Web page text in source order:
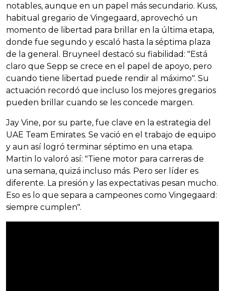
notables, aunque en un papel más secundario. Kuss,
habitual gregario de Vingegaard, aprovechó un
momento de libertad para brillar en la última etapa,
donde fue segundo y escaló hasta la séptima plaza
de la general. Bruyneel destacó su fiabilidad: "Está
claro que Sepp se crece en el papel de apoyo, pero
cuando tiene libertad puede rendir al máximo". Su
actuación recordó que incluso los mejores gregarios
pueden brillar cuando se les concede margen.
Jay Vine, por su parte, fue clave en la estrategia del
UAE Team Emirates. Se vació en el trabajo de equipo
y aun así logró terminar séptimo en una etapa.
Martin lo valoró así: "Tiene motor para carreras de
una semana, quizá incluso más. Pero ser líder es
diferente. La presión y las expectativas pesan mucho.
Eso es lo que separa a campeones como Vingegaard:
siempre cumplen".